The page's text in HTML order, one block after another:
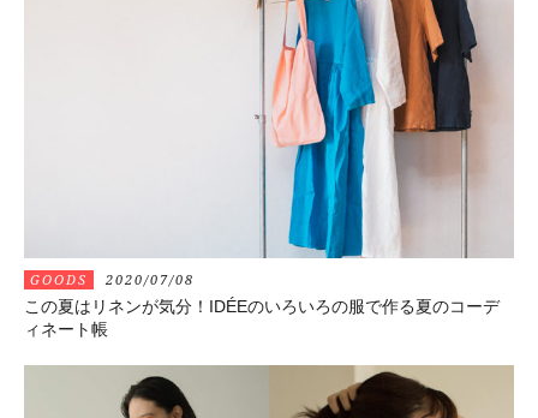
GOODS 2020/07/08
この夏はリネンが気分！IDÉEのいろいろの服で作る夏のコーデ
ィネート帳